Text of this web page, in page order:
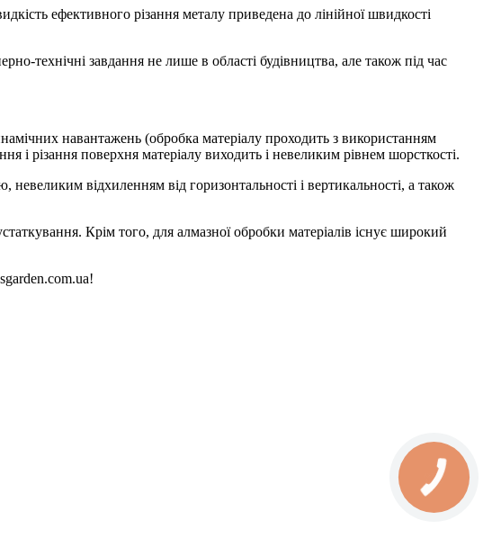
ефективного різання металу приведена до лінійної швидкості
технічні завдання не лише в області будівництва, але також під час
навантажень (обробка матеріалу проходить з використанням
і різання поверхня матеріалу виходить і невеликим рівнем шорсткості.
відхиленням від горизонтальності і вертикальності, а також
Крім того, для алмазної обробки матеріалів існує широкий